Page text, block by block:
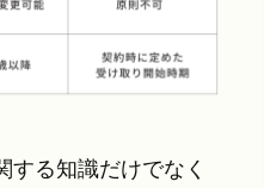
する知識だけでなく